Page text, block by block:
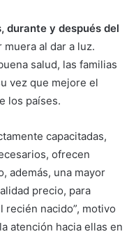
durante y después del
al dar a luz.
salud, las familias
vez que mejore el
los países.
capacitadas,
ofrecen
además, una mayor
precio, para
recién nacido”, motivo
atención hacia ellas en